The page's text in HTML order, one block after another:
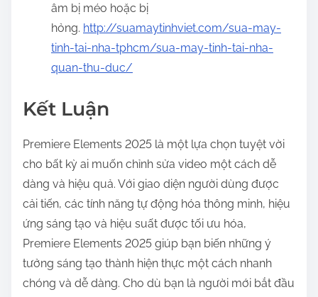
âm bị méo hoặc bị
hỏng. http://suamaytinhviet.com/sua-may-
tinh-tai-nha-tphcm/sua-may-tinh-tai-nha-
quan-thu-duc/
Kết Luận
Premiere Elements 2025 là một lựa chọn tuyệt vời
cho bất kỳ ai muốn chỉnh sửa video một cách dễ
dàng và hiệu quả. Với giao diện người dùng được
cải tiến, các tính năng tự động hóa thông minh, hiệu
ứng sáng tạo và hiệu suất được tối ưu hóa,
Premiere Elements 2025 giúp bạn biến những ý
tưởng sáng tạo thành hiện thực một cách nhanh
chóng và dễ dàng. Cho dù bạn là người mới bắt đầu